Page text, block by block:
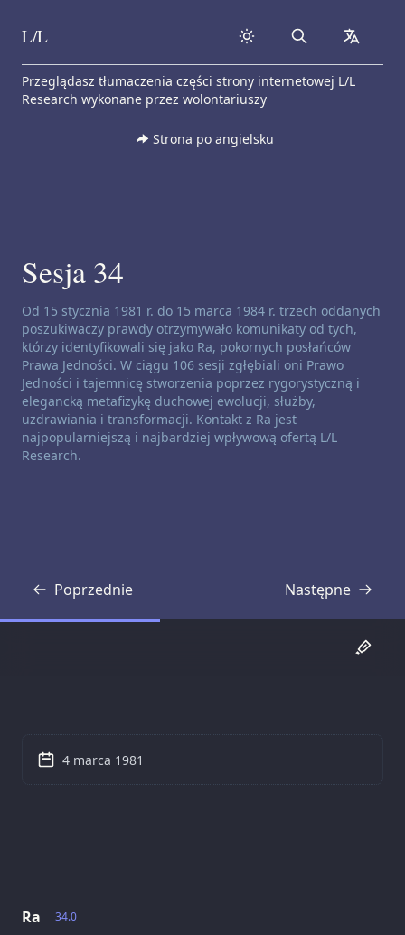
Skip to content
L/L Search
Przeglądasz tłumaczenia części strony internetowej L/L
Research wykonane przez wolontariuszy
Strona po angielsku
Sesja 34
Zastrzeżenie dotyczące kanałów:
Od 15 stycznia 1981 r. do 15 marca 1984 r. trzech oddanych
poszukiwaczy prawdy otrzymywało komunikaty od tych,
którzy identyfikowali się jako Ra, pokornych posłańców
Prawa Jedności. W ciągu 106 sesji zgłębiali oni Prawo
Jedności i tajemnicę stworzenia poprzez rygorystyczną i
elegancką metafizykę duchowej ewolucji, służby,
uzdrawiania i transformacji. Kontakt z Ra jest
najpopularniejszą i najbardziej wpływową ofertą L/L
Research.
Poprzednie
Transkrypcja Następne
Transkrypcja
34.0
Ra
4 marca 1981